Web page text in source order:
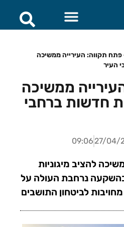
פתח תקווה: העירייה ממשיכה
העיר
ממשיכה
חדשות ברחבי
27/04/
09:06
להציב מיגוניות
נרחבת העולה על
לביטחון התושבים